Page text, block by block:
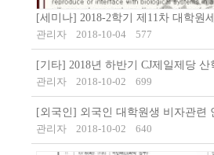
[세미나] 2018-2학기 제11차 대학원
관리자
2018-10-04 577
[기타] 2018년 하반기 CJ제일제당
관리자
2018-10-02 699
[외국인] 외국인 대학원생 비자관련
관리자
2018-10-02 640